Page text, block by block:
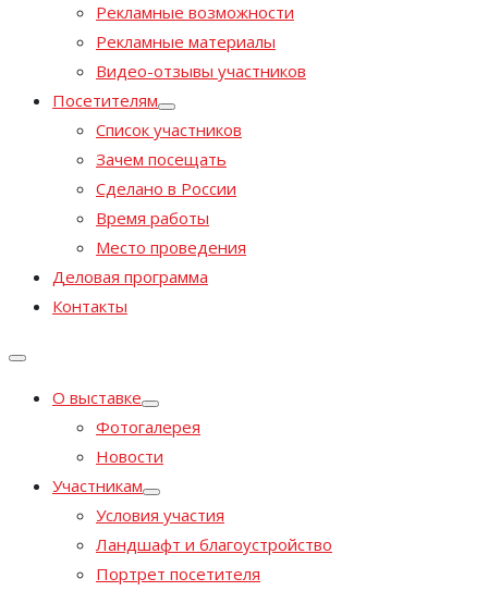
Рекламные возможности
Рекламные материалы
Видео-отзывы участников
Посетителям
Список участников
Зачем посещать
Сделано в России
Время работы
Место проведения
Деловая программа
Контакты
О выставке
Фотогалерея
Новости
Участникам
Условия участия
Ландшафт и благоустройство
Портрет посетителя